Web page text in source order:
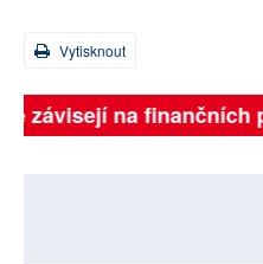
Vytisknout
závisejí na finančních